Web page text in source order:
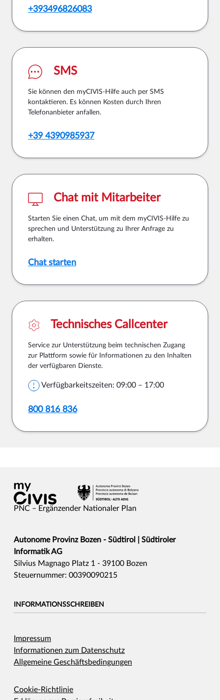
+393496826083
SMS
Sie können den myCIVIS-Hilfe auch per SMS
kontaktieren. Es können Kosten durch Ihren
Telefonanbieter anfallen.
+39 4390985937
Chat mit Mitarbeiter
Starten Sie einen Chat, um mit dem myCIVIS-Hilfe zu
sprechen und Unterstützung zu Ihrer Anfrage zu
erhalten.
Chat starten
Technisches Callcenter
Service zur Unterstützung beim technischen Zugang
zur Plattform sowie für Informationen zu den Inhalten
der verfügbaren Dienste.
Verfügbarkeitszeiten: 09:00 – 17:00
800 816 836
PNC – Ergänzender Nationaler Plan
Autonome Provinz Bozen - Südtirol | Südtiroler
Informatik AG
Silvius Magnago Platz 1 - 39100 Bozen
Steuernummer: 00390090215
INFORMATIONSSCHREIBEN
Impressum
Informationen zum Datenschutz
Allgemeine Geschäftsbedingungen
Cookie-Richtlinie